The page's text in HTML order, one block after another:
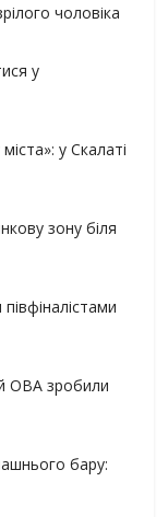
чоловіка
у
у Скалаті
зону біля
ОВА зробили
бару: